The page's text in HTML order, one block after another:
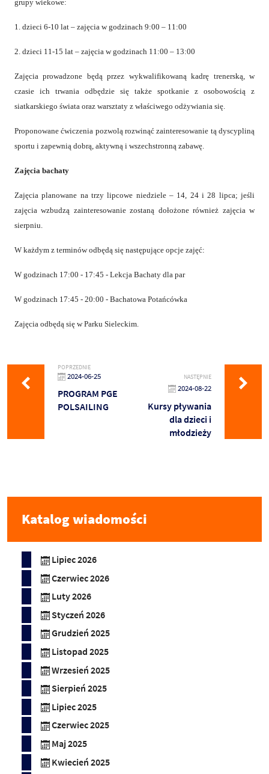
grupy wiekowe:
1. dzieci 6-10 lat – zajęcia w godzinach 9:00 – 11:00
2. dzieci 11-15 lat – zajęcia w godzinach 11:00 – 13:00
Zajęcia prowadzone będą przez wykwalifikowaną kadrę trenerską, w
czasie ich trwania odbędzie się także spotkanie z osobowością z
siatkarskiego świata oraz warsztaty z właściwego odżywiania się.
Proponowane ćwiczenia pozwolą rozwinąć zainteresowanie tą dyscypliną
sportu i zapewnią dobrą, aktywną i wszechstronną zabawę.
Zajęcia bachaty
Zajęcia planowane na trzy lipcowe niedziele – 14, 24 i 28 lipca; jeśli
zajęcia wzbudzą zainteresowanie zostaną dołożone również zajęcia w
sierpniu.
W każdym z terminów odbędą się następujące opcje zajęć:
W godzinach 17:00 - 17:45 - Lekcja Bachaty dla par
W godzinach 17:45 - 20:00 - Bachatowa Potańcówka
Zajęcia odbędą się w Parku Sieleckim.
POPRZEDNIE
2024-06-25
PROGRAM PGE
POLSAILING
NASTĘPNIE
2024-08-22
Kursy pływania
dla dzieci i
młodzieży
Katalog wiadomości
Lipiec 2026
Czerwiec 2026
Luty 2026
Styczeń 2026
Grudzień 2025
Listopad 2025
Wrzesień 2025
Sierpień 2025
Lipiec 2025
Czerwiec 2025
Maj 2025
Kwiecień 2025